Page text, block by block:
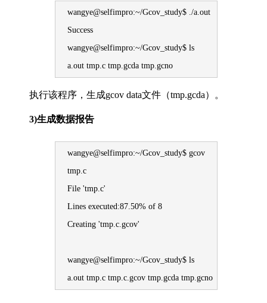
wangye@selfimpro:~/Gcov_study$ ./a.out
Success
wangye@selfimpro:~/Gcov_study$ ls
a.out tmp.c tmp.gcda tmp.gcno
执行该程序，生成gcov data文件（tmp.gcda）。
3)生成数据报告
wangye@selfimpro:~/Gcov_study$ gcov
tmp.c
File 'tmp.c'
Lines executed:87.50% of 8
Creating 'tmp.c.gcov'
wangye@selfimpro:~/Gcov_study$ ls
a.out tmp.c tmp.c.gcov tmp.gcda tmp.gcno